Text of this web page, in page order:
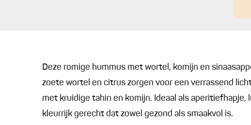
Deze romige hummus met wortel, komijn en
zoete wortel en citrus zorgen voor een verrassend
met kruidige tahin en komijn. Ideaal als
kleurrijk gerecht dat zowel gezond als smaakvol is.